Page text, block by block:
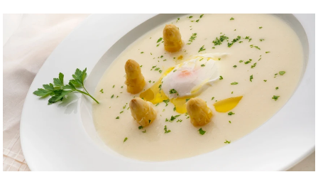
Muslos de pollo Strogonoff, de Joseba
Arguiñano: "Vamos a hacerlo sencillito
para que lo pueda preparar todo el
mundo"